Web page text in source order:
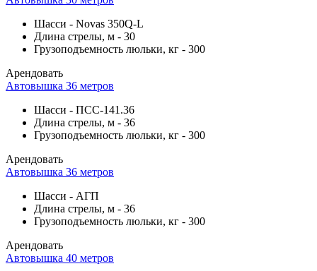
Шасси - Novas 350Q-L
Длина стрелы, м - 30
Грузоподъемность люльки, кг - 300
Арендовать
Автовышка 36 метров
Шасси - ПСС-141.36
Длина стрелы, м - 36
Грузоподъемность люльки, кг - 300
Арендовать
Автовышка 36 метров
Шасси - АГП
Длина стрелы, м - 36
Грузоподъемность люльки, кг - 300
Арендовать
Автовышка 40 метров